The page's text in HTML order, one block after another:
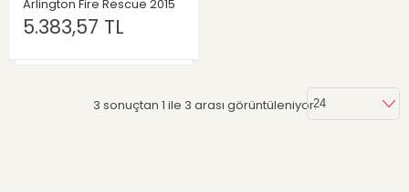
Arlington Fire Rescue 2015
5.383,57 TL
3 sonuçtan 1 ile 3 arası görüntüleniyor.